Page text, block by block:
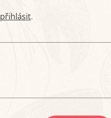
přihlásit.